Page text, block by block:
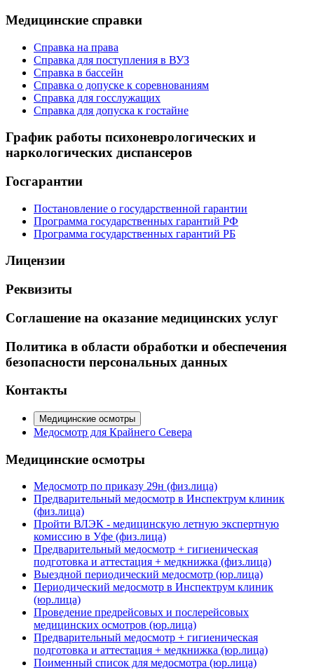
Медицинские справки
Справка на права
Справка для поступления в ВУЗ
Справка в бассейн
Справка о допуске к соревнованиям
Справка для госслужащих
Справка для допуска к гостайне
График работы психоневрологических и
наркологических диспансеров
Госгарантии
Постановление о государственной гарантии
Программа государственных гарантий РФ
Программа государственных гарантий РБ
Лицензии
Реквизиты
Соглашение на оказание медицинских услуг
Политика в области обработки и обеспечения
безопасности персональных данных
Контакты
Медицинские осмотры
Медосмотр для Крайнего Севера
Медицинские осмотры
Медосмотр по приказу 29н (физ.лица)
Предварительный медосмотр в Инспектрум клиник
(физ.лица)
Пройти ВЛЭК - медицинскую летную экспертную
комиссию в Уфе (физ.лица)
Предварительный медосмотр + гигиеническая
подготовка и аттестация + медкнижка (физ.лица)
Выездной периодический медосмотр (юр.лица)
Периодический медосмотр в Инспектрум клиник
(юр.лица)
Проведение предрейсовых и послерейсовых
медицинских осмотров (юр.лица)
Предварительный медосмотр + гигиеническая
подготовка и аттестация + медкнижка (юр.лица)
Поименный список для медосмотра (юр.лица)